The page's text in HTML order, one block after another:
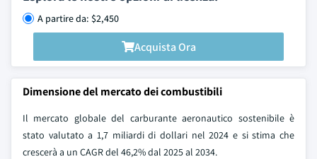
A partire da: $2,450
Acquista Ora
Dimensione del mercato dei combustibili
Il mercato globale del carburante aeronautico sostenibile è
stato valutato a 1,7 miliardi di dollari nel 2024 e si stima che
crescerà a un CAGR del 46,2% dal 2025 al 2034.